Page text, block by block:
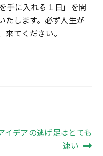
手に入れる１日」を開
たします。必ず人生が
来てください。
イデアの逃げ足はとても
速い